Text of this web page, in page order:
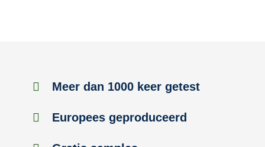
Meer dan 1000 keer getest
Europees geproduceerd